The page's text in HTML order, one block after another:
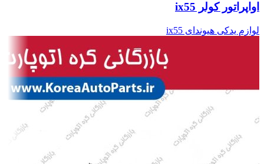
اواپراتور کولر ix55
لوازم یدکی هیوندای ix55